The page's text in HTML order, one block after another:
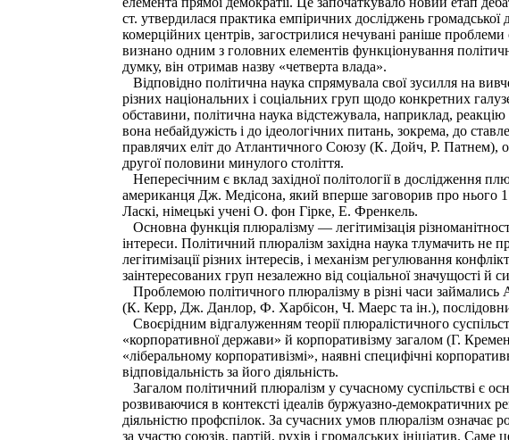
ст. утвердилася практика емпіричних досліджень
комерційних центрів, загострилися нечувані раніше
визнано одним з головних елементів функціонування
думку, він отримав назву «четверта влада».
Відповідно політична наука спрямувала свої зусилля на
різних національних і соціальних груп щодо конкретних
обставини, політична наука відстежувала, наприклад,
вона небайдужість і до ідеологічних питань, зокрема, до
правлячих еліт до Атлантичного Союзу (К. Дойч, Р. Патнем),
другої половини минулого століття.
Непересічним є вклад західної політології в дослідження
американця Дж. Медісона, який вперше заговорив про нього
Ласкі, німецькі учені О. фон Гірке, Е. Френкель.
Основна функція плюралізму — легітимізація
інтереси. Політичний плюралізм західна наука тлумачить не
легітимізації різних інтересів, і механізм регулювання
заінтересованих груп незалежно від соціальної значущості й
Проблемою політичного плюралізму в різні часи займались
(К. Керр, Дж. Данлор, Ф. Харбісон, Ч. Маерс та ін.),
Своєрідним відгалуженням теорії плюралістичного
«корпоративної держави» й корпоративізму загалом (Г.
«ліберальному корпоративізмі», наявні специфічні
відповідальність за його діяльність.
Загалом політичний плюралізм у сучасному суспільстві є
розвиваючися в контексті ідеалів буржуазно-демократичних
діяльністю профспілок. За сучасних умов плюралізм означає
за участю союзів, партій, рухів і громадських ініціатив.